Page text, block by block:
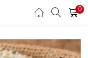
0
ÎNREGISTRARE
pentru a vă autentifica.